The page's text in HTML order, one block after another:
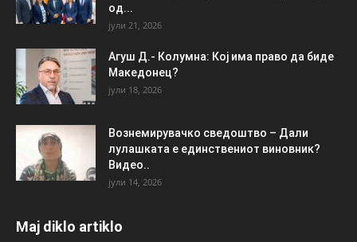
од...
јули 21, 2026
Агуш Д.- Колумна: Кој има право да биде
Македонец?
јули 18, 2026
Вознемирувачко сведоштво – Дали
лулашката е единствениот виновник?
Видео..
јули 14, 2026
Maj diklo artiklo